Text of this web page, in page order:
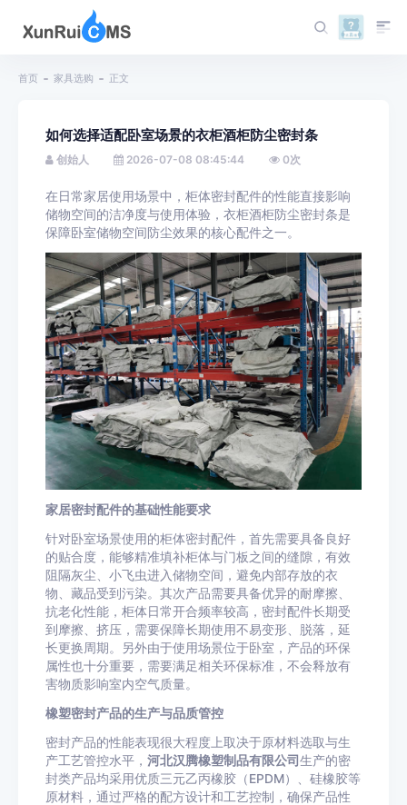
首页 家具选购 正文
如何选择适配卧室场景的衣柜酒柜防尘密封条
创始人 2026-07-08 08:45:44 0次
在日常家居使用场景中，柜体密封配件的性能直接影响
储物空间的洁净度与使用体验，衣柜酒柜防尘密封条是
保障卧室储物空间防尘效果的核心配件之一。
家居密封配件的基础性能要求
针对卧室场景使用的柜体密封配件，首先需要具备良好
的贴合度，能够精准填补柜体与门板之间的缝隙，有效
阻隔灰尘、小飞虫进入储物空间，避免内部存放的衣
物、藏品受到污染。其次产品需要具备优异的耐摩擦、
抗老化性能，柜体日常开合频率较高，密封配件长期受
到摩擦、挤压，需要保障长期使用不易变形、脱落，延
长更换周期。另外由于使用场景位于卧室，产品的环保
属性也十分重要，需要满足相关环保标准，不会释放有
害物质影响室内空气质量。
橡塑密封产品的生产与品质管控
密封产品的性能表现很大程度上取决于原材料选取与生
产工艺管控水平， 河北汉腾橡塑制品有限公司生产的密
封类产品均采用优质三元乙丙橡胶（EPDM）、硅橡胶等
原材料，通过严格的配方设计和工艺控制，确保产品性